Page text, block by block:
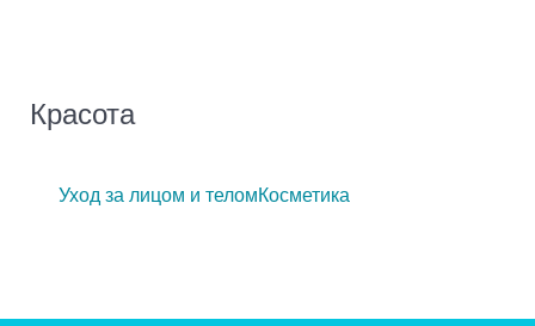
Красота
Уход за лицом и теломКосметика